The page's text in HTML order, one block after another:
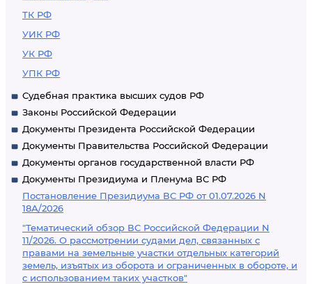
ТК РФ
УИК РФ
УК РФ
УПК РФ
Судебная практика высших судов РФ
Законы Российской Федерации
Документы Президента Российской Федерации
Документы Правительства Российской Федерации
Документы органов государственной власти РФ
Документы Президиума и Пленума ВС РФ
Постановление Президиума ВС РФ от 01.07.2026 N
18А/2026
"Тематический обзор ВС Российской Федерации N
11/2026. О рассмотрении судами дел, связанных с
правами на земельные участки отдельных категорий
земель, изъятых из оборота и ограниченных в обороте, и
с использованием таких участков"